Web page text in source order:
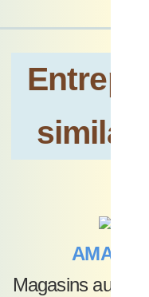
AMADA
Magasins